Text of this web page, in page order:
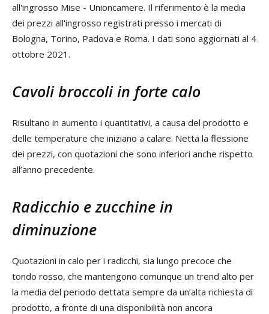
all'ingrosso Mise - Unioncamere. Il riferimento è la media
dei prezzi all'ingrosso registrati presso i mercati di
Bologna, Torino, Padova e Roma. I dati sono aggiornati al 4
ottobre 2021.
Cavoli broccoli in forte calo
Risultano in aumento i quantitativi, a causa del prodotto e
delle temperature che iniziano a calare. Netta la flessione
dei prezzi, con quotazioni che sono inferiori anche rispetto
all’anno precedente.
Radicchio e zucchine in
diminuzione
Quotazioni in calo per i radicchi, sia lungo precoce che
tondo rosso, che mantengono comunque un trend alto per
la media del periodo dettata sempre da un’alta richiesta di
prodotto, a fronte di una disponibilità non ancora